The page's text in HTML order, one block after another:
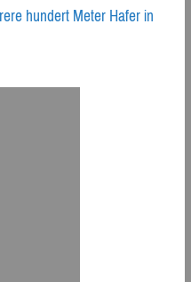
hundert Meter Hafer in